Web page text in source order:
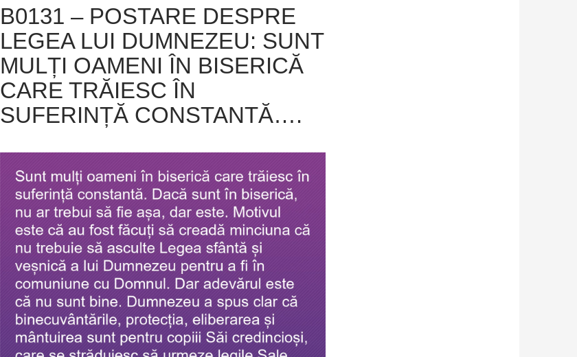
B0131 – POSTARE DESPRE
LEGEA LUI DUMNEZEU: SUNT
MULȚI OAMENI ÎN BISERICĂ
CARE TRĂIESC ÎN
SUFERINȚĂ CONSTANTĂ….